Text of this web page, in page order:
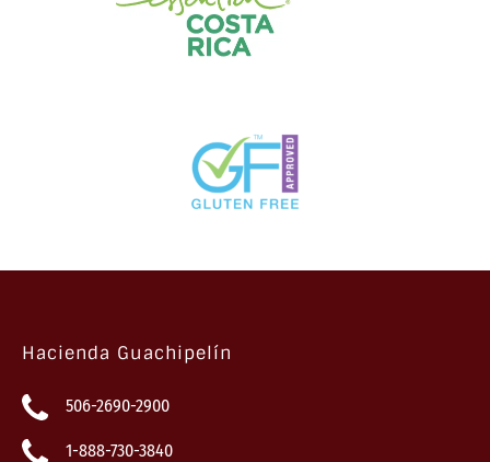
Hacienda Guachipelín
506-2690-2900
1-888-730-3840